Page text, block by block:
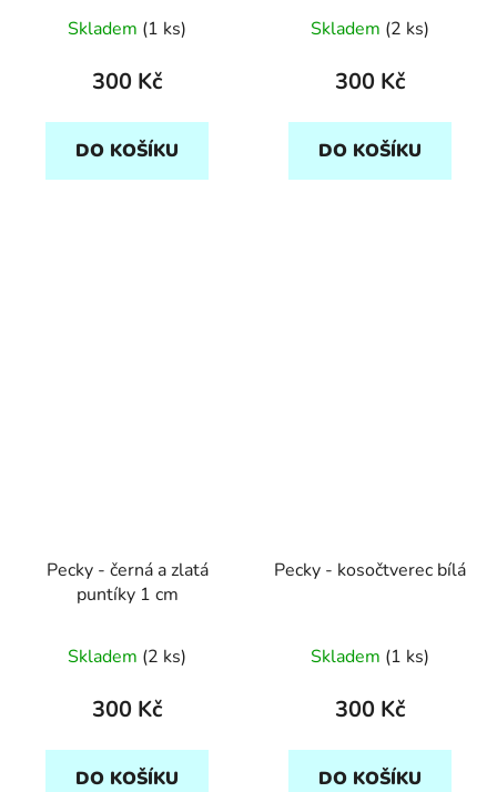
Skladem (1 ks)
300 Kč
DO KOŠÍKU
Skladem (2 ks)
300 Kč
DO KOŠÍKU
Pecky - černá a zlatá
puntíky 1 cm
Skladem (2 ks)
300 Kč
DO KOŠÍKU
Pecky - kosočtverec bílá
Skladem (1 ks)
300 Kč
DO KOŠÍKU